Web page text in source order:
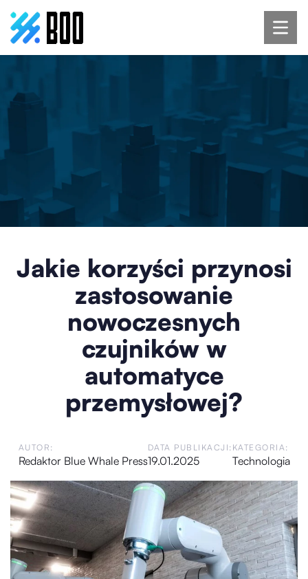
Jakie korzyści przynosi
zastosowanie
nowoczesnych
czujników w
automatyce
przemysłowej?
AUTOR:
Redaktor Blue Whale Press
DATA PUBLIKACJI:
19.01.2025
KATEGORIA:
Technologia